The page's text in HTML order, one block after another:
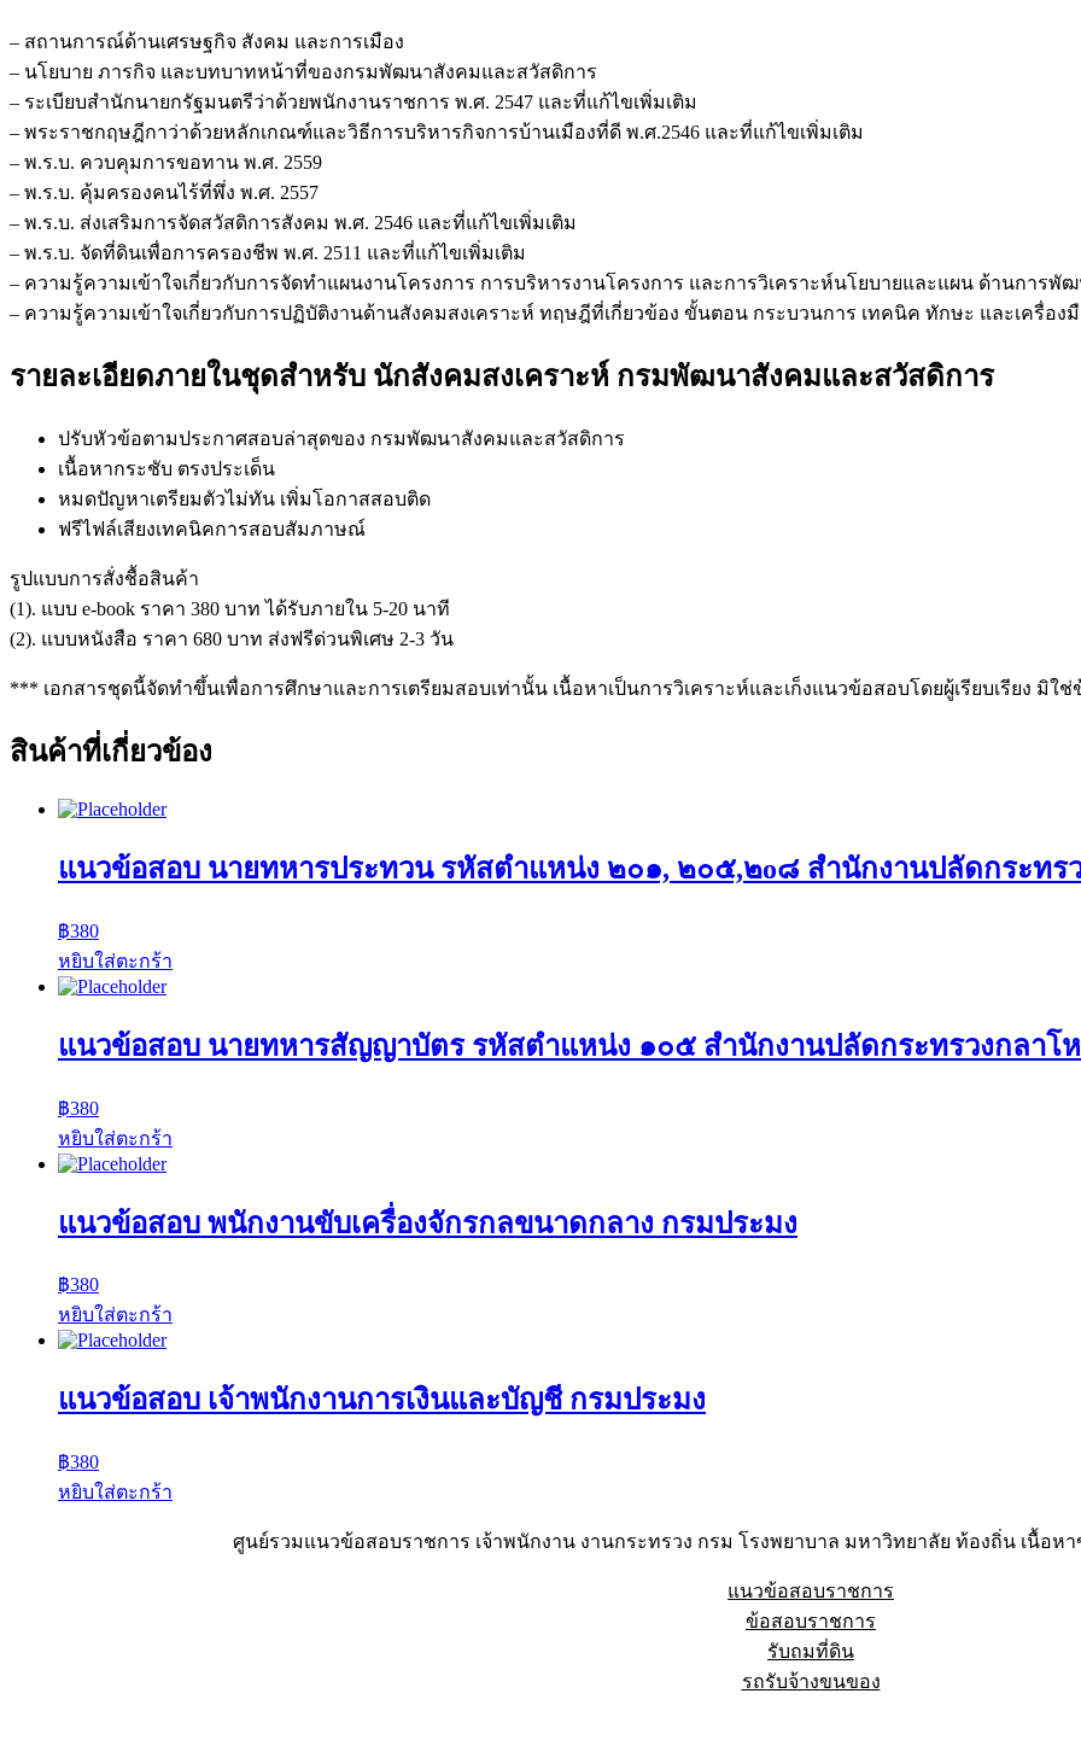
– สถานการณ์ด้านเศรษฐกิจ สังคม และการเมือง
– นโยบาย ภารกิจ และบทบาทหน้าที่ของกรมพัฒนาสังคมและสวัสดิการ
– ระเบียบสำนักนายกรัฐมนตรีว่าด้วยพนักงานราชการ พ.ศ. 2547 และที่แก้ไขเพิ่มเติม
– พระราชกฤษฎีกาว่าด้วยหลักเกณฑ์และวิธีการบริหารกิจการบ้านเมืองที่ดี พ.ศ.2546 และที่แก้ไขเพิ่มเติม
– พ.ร.บ. ควบคุมการขอทาน พ.ศ. 2559
– พ.ร.บ. คุ้มครองคนไร้ที่พึ่ง พ.ศ. 2557
– พ.ร.บ. ส่งเสริมการจัดสวัสดิการสังคม พ.ศ. 2546 และที่แก้ไขเพิ่มเติม
– พ.ร.บ. จัดที่ดินเพื่อการครองชีพ พ.ศ. 2511 และที่แก้ไขเพิ่มเติม
– ความรู้ความเข้าใจเกี่ยวกับการจัดทำแผนงานโครงการ การบริหารงานโครงการ และการวิเคราะห์นโยบายและแผน ด้านการพั
– ความรู้ความเข้าใจเกี่ยวกับการปฏิบัติงานด้านสังคมสงเคราะห์ ทฤษฎีที่เกี่ยวข้อง ขั้นตอน กระบวนการ เทคนิค ทักษะ และเครื่อง
รายละเอียดภายในชุดสำหรับ นักสังคมสงเคราะห์ กรมพัฒนาสังคมและสวัสดิการ
ปรับหัวข้อตามประกาศสอบล่าสุดของ กรมพัฒนาสังคมและสวัสดิการ
เนื้อหากระชับ ตรงประเด็น
หมดปัญหาเตรียมตัวไม่ทัน เพิ่มโอกาสสอบติด
ฟรีไฟล์เสียงเทคนิคการสอบสัมภาษณ์
รูปแบบการสั่งชื้อสินค้า
(1). แบบ e-book ราคา 380 บาท ได้รับภายใน 5-20 นาที
(2). แบบหนังสือ ราคา 680 บาท ส่งฟรีด่วนพิเศษ 2-3 วัน
*** เอกสารชุดนี้จัดทำขึ้นเพื่อการศึกษาและการเตรียมสอบเท่านั้น เนื้อหาเป็นการวิเคราะห์และเก็งแนวข้อสอบโดยผู้เรียบเรียง มิใ
สินค้าที่เกี่ยวข้อง
แนวข้อสอบ นายทหารประทวน รหัสตำแหน่ง ๒๐๑, ๒๐๕,๒o๘ สำนักงานปลัดกระทร
฿380
หยิบใส่ตะกร้า
แนวข้อสอบ นายทหารสัญญาบัตร รหัสตำแหน่ง ๑๐๕ สำนักงานปลัดกระทรวงกลาโ
฿380
หยิบใส่ตะกร้า
แนวข้อสอบ พนักงานขับเครื่องจักรกลขนาดกลาง กรมประมง
฿380
หยิบใส่ตะกร้า
แนวข้อสอบ เจ้าพนักงานการเงินและบัญชี กรมประมง
฿380
หยิบใส่ตะกร้า
ศูนย์รวมแนวข้อสอบราชการ เจ้าพนักงาน งานกระทรวง กรม โรงพยาบาล มหาวิทยาลัย ท้องถิ่น เนื้อ
แนวข้อสอบราชการ
ข้อสอบราชการ
รับถมที่ดิน
รถรับจ้างขนของ